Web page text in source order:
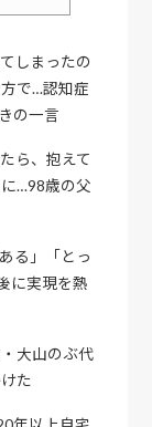
しまったの
で…認知症
の一言
ら、抱えて
…98歳の父
る」「とっ
に実現を熱
大山のぶ代
た